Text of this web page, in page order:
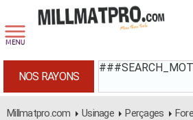
NOS RAYONS
Millmatpro.com Usinage Perçages